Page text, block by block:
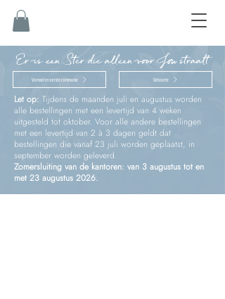
Er is een Ster die alleen voor Jou straalt
Vormsel en eerste communie Geboorte
Let op: Tijdens de maanden juli en augustus worden
alle bestellingen met een levertijd van 4 weken
uitgesteld tot oktober. Voor alle andere bestellingen
met een levertijd van 2 à 3 dagen geldt dat
bestellingen die vanaf 23 juli worden geplaatst, in
september worden geleverd.
Zomersluiting van de kantoren: van 3 augustus tot en
met 23 augustus 2026.